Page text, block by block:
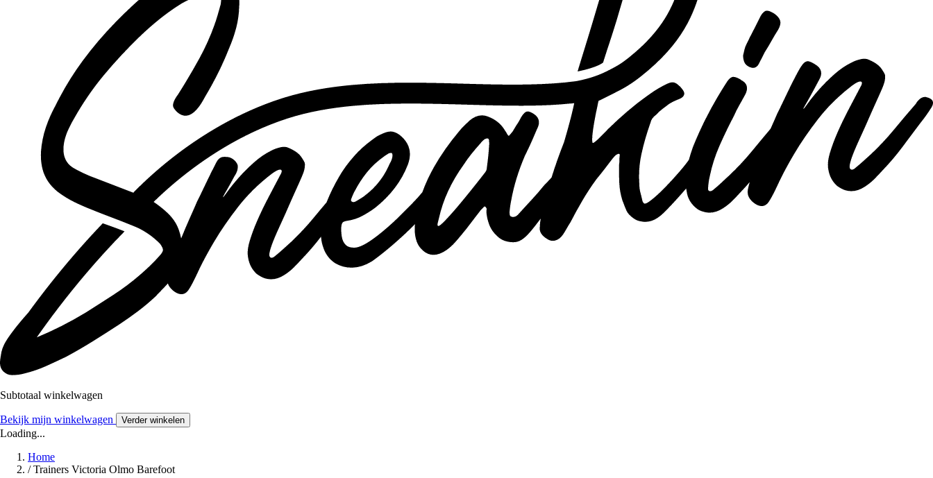
Subtotaal winkelwagen
Bekijk mijn winkelwagen Verder winkelen
Loading...
Home
/ Trainers Victoria Olmo Barefoot